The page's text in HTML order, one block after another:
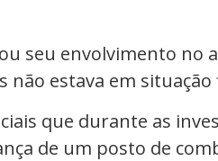
seu envolvimento no
não estava em
que durante as
de um posto de